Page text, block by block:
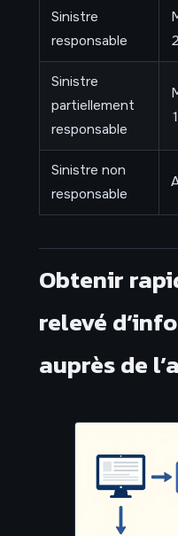
Sinistre
responsable
Sinistre
partiellement
responsable
Sinistre non
responsable
Obtenir
relevé
auprès de